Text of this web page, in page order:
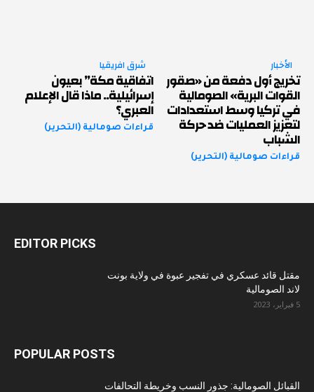
الأخبار
تخريج أول دفعة من «صقور
القوات البرية» الصومالية
في تركيا وسط استعدادات
لتعزيز العمليات ضد حركة
الشباب
قراءات صومالية (التحرير)
شرق افريقيا
اتفاقية مكة” بعيون
إسرائيلية.. ماذا قال الإعلام
العبري؟
قراءات صومالية (التحرير)
EDITOR PICKS
مقتل قائد عسكري في تفجير عبوة في ولاية بونت
لاند الصومالية
5 فبراير، 2023
POPULAR POSTS
القبائل الصومالية: جذور النسب وخريطة التحالفات